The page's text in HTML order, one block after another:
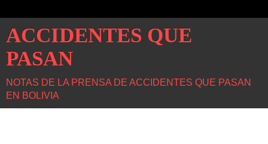
ACCIDENTES QUE
PASAN
NOTAS DE LA PRENSA DE ACCIDENTES QUE PASAN
EN BOLIVIA